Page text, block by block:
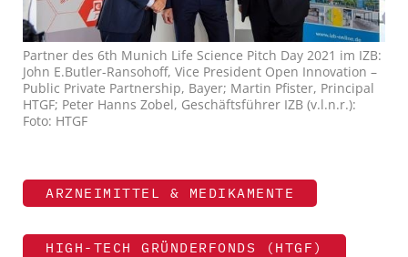
Partner des 6th Munich Life Science Pitch Day 2021 im IZB:
John E.Butler-Ransohoff, Vice President Open Innovation –
Public Private Partnership, Bayer; Martin Pfister, Principal
HTGF; Peter Hanns Zobel, Geschäftsführer IZB (v.l.n.r.):
Foto: HTGF
ARZNEIMITTEL & MEDIKAMENTE
HIGH-TECH GRÜNDERFONDS (HTGF)